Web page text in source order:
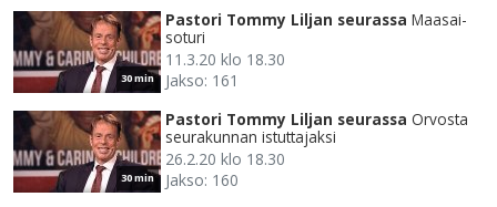
30 min
Pastori Tommy Liljan seurassa Maasai-
soturi
11.3.20 klo 18.30
Jakso: 161
30 min
Pastori Tommy Liljan seurassa Orvosta
seurakunnan istuttajaksi
26.2.20 klo 18.30
Jakso: 160